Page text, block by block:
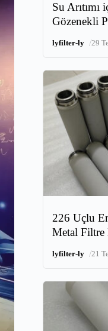
Su Arıtımı
Gözenekli
lyfilter-ly /29
226 Uçlu
Metal Filtre
lyfilter-ly /21